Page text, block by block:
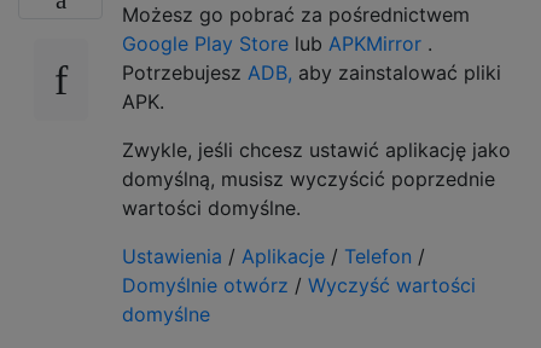
Możesz go pobrać za pośrednictwem
Google Play Store lub APKMirror .
Potrzebujesz ADB, aby zainstalować pliki
APK.
Zwykle, jeśli chcesz ustawić aplikację jako
domyślną, musisz wyczyścić poprzednie
wartości domyślne.
Ustawienia / Aplikacje / Telefon /
Domyślnie otwórz / Wyczyść wartości
domyślne